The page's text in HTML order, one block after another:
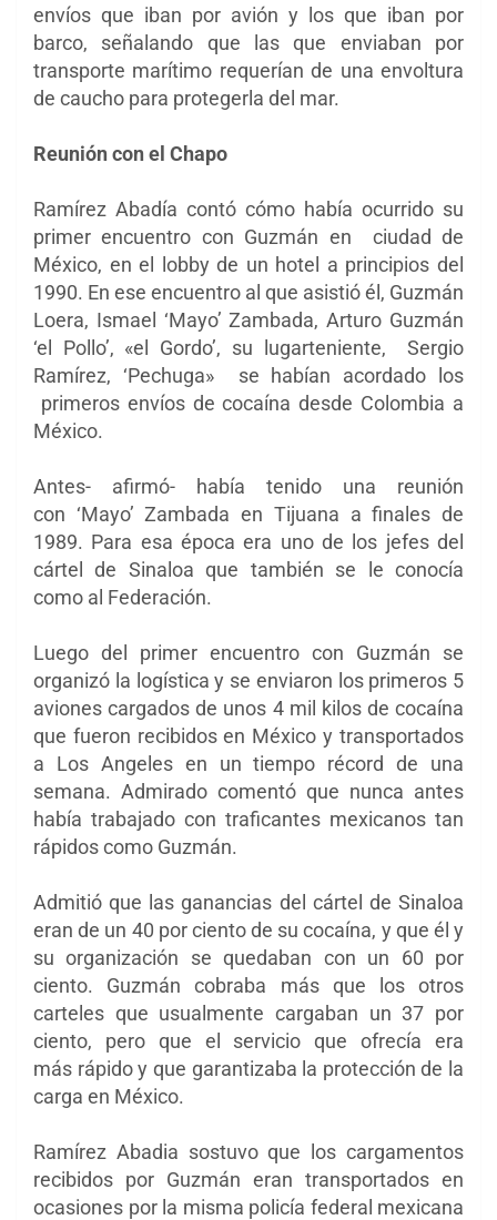
envíos que iban por avión y los que iban por
barco, señalando que las que enviaban por
transporte marítimo requerían de una envoltura
de caucho para protegerla del mar.
Reunión con el Chapo
Ramírez Abadía contó cómo había ocurrido su
primer encuentro con Guzmán en ciudad de
México, en el lobby de un hotel a principios del
1990. En ese encuentro al que asistió él, Guzmán
Loera, Ismael ‘Mayo’ Zambada, Arturo Guzmán
‘el Pollo’, «el Gordo’, su lugarteniente, Sergio
Ramírez, ‘Pechuga» se habían acordado los
primeros envíos de cocaína desde Colombia a
México.
Antes- afirmó- había tenido una reunión
con ‘Mayo’ Zambada en Tijuana a finales de
1989. Para esa época era uno de los jefes del
cártel de Sinaloa que también se le conocía
como al Federación.
Luego del primer encuentro con Guzmán se
organizó la logística y se enviaron los primeros 5
aviones cargados de unos 4 mil kilos de cocaína
que fueron recibidos en México y transportados
a Los Angeles en un tiempo récord de una
semana. Admirado comentó que nunca antes
había trabajado con traficantes mexicanos tan
rápidos como Guzmán.
Admitió que las ganancias del cártel de Sinaloa
eran de un 40 por ciento de su cocaína, y que él y
su organización se quedaban con un 60 por
ciento. Guzmán cobraba más que los otros
carteles que usualmente cargaban un 37 por
ciento, pero que el servicio que ofrecía era
más rápido y que garantizaba la protección de la
carga en México.
Ramírez Abadia sostuvo que los cargamentos
recibidos por Guzmán eran transportados en
ocasiones por la misma policía federal mexicana